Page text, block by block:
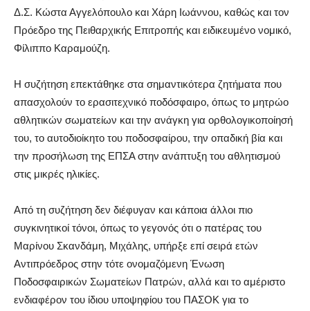
Δ.Σ. Κώστα Αγγελόπουλο και Χάρη Ιωάννου, καθώς και τον
Πρόεδρο της Πειθαρχικής Επιτροπής και ειδικευμένο νομικό,
Φίλιππο Καραμούζη.
Η συζήτηση επεκτάθηκε στα σημαντικότερα ζητήματα που
απασχολούν το ερασιτεχνικό ποδόσφαιρο, όπως το μητρώο
αθλητικών σωματείων και την ανάγκη για ορθολογικοποίησή
του, το αυτοδιοίκητο του ποδοσφαίρου, την οπαδική βία και
την προσήλωση της ΕΠΣΑ στην ανάπτυξη του αθλητισμού
στις μικρές ηλικίες.
Από τη συζήτηση δεν διέφυγαν και κάποια άλλοι πιο
συγκινητικοί τόνοι, όπως το γεγονός ότι ο πατέρας του
Μαρίνου Σκανδάμη, Μιχάλης, υπήρξε επί σειρά ετών
Αντιπρόεδρος στην τότε ονομαζόμενη Ένωση
Ποδοσφαιρικών Σωματείων Πατρών, αλλά και το αμέριστο
ενδιαφέρον του ίδιου υποψηφίου του ΠΑΣΟΚ για το